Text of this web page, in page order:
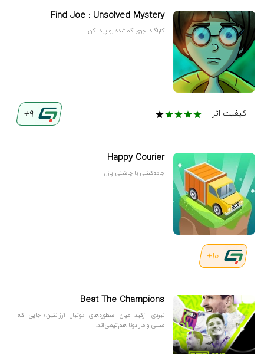
Find Joe : Unsolved Mystery
کاراگاه! جوی گمشده رو پیدا کن
کیفیت اثر 9+
Happy Courier
جاده‌کشی با چاشنی پازل
10+
Beat The Champions
نبردی آرکید میان اسطوره‌های فوتبال آرژانتین؛ جایی که
مسی و مارادونا هم‌تیمی‌اند.